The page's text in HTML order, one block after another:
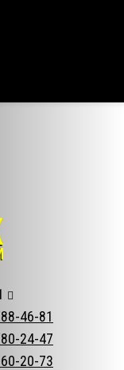
46-81
24-47
20-73